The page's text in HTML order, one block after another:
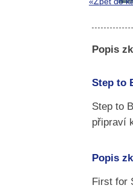
Popis
Step to
Step to
připraví
Popis
First for